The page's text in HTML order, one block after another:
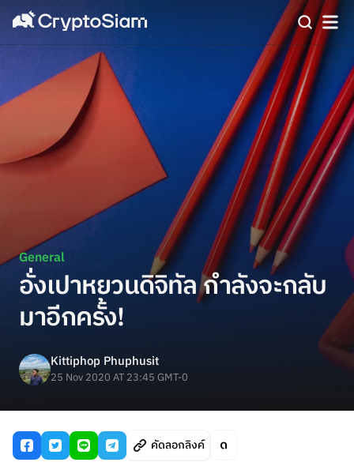
General
อั่งเปาหยวนดิจิทัล กำลังจะกลับ
มาอีกครั้ง!
Kittiphop Phuphusit
25 Nov 2020 AT 23:45 GMT-0
คัดลอกลิงค์